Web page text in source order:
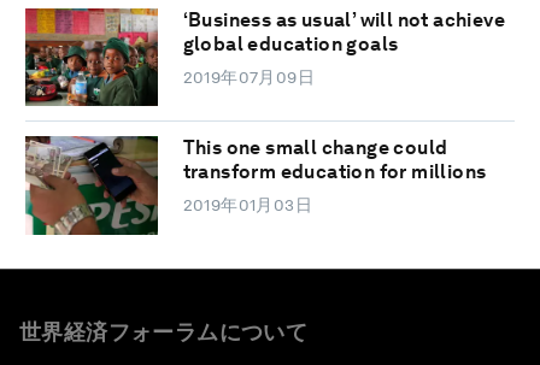
‘Business as usual’ will not achieve
global education goals
2019年07月09日
This one small change could
transform education for millions
2019年01月03日
世界経済フォーラムについて